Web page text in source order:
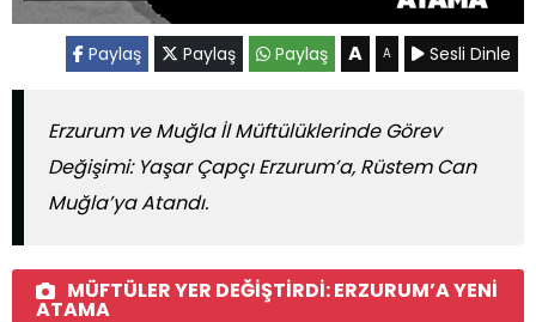
Paylaş Paylaş Paylaş A A Sesli Dinle
Erzurum ve Muğla İl Müftülüklerinde Görev
Değişimi: Yaşar Çapçı Erzurum’a, Rüstem Can
Muğla’ya Atandı.
MÜFTÜLER YER DEĞİŞTİRDİ: ERZURUM’A YENİ
ATAMA